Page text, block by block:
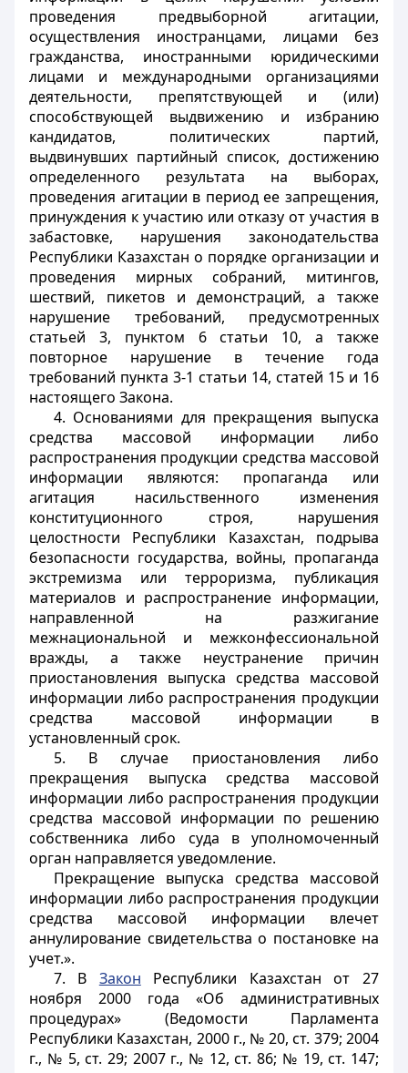
проведения предвыборной агитации,
осуществления иностранцами, лицами без
гражданства, иностранными юридическими
лицами и международными организациями
деятельности, препятствующей и (или)
способствующей выдвижению и избранию
кандидатов, политических партий,
выдвинувших партийный список, достижению
определенного результата на выборах,
проведения агитации в период ее запрещения,
принуждения к участию или отказу от участия в
забастовке, нарушения законодательства
Республики Казахстан о порядке организации и
проведения мирных собраний, митингов,
шествий, пикетов и демонстраций, а также
нарушение требований, предусмотренных
статьей 3, пунктом 6 статьи 10, а также
повторное нарушение в течение года
требований пункта 3-1 статьи 14, статей 15 и 16
настоящего Закона.
4. Основаниями для прекращения выпуска
средства массовой информации либо
распространения продукции средства массовой
информации являются: пропаганда или
агитация насильственного изменения
конституционного строя, нарушения
целостности Республики Казахстан, подрыва
безопасности государства, войны, пропаганда
экстремизма или терроризма, публикация
материалов и распространение информации,
направленной на разжигание
межнациональной и межконфессиональной
вражды, а также неустранение причин
приостановления выпуска средства массовой
информации либо распространения продукции
средства массовой информации в
установленный срок.
5. В случае приостановления либо
прекращения выпуска средства массовой
информации либо распространения продукции
средства массовой информации по решению
собственника либо суда в уполномоченный
орган направляется уведомление.
Прекращение выпуска средства массовой
информации либо распространения продукции
средства массовой информации влечет
аннулирование свидетельства о постановке на
учет.».
7. В Закон Республики Казахстан от 27
ноября 2000 года «Об административных
процедурах» (Ведомости Парламента
Республики Казахстан, 2000 г., № 20, ст. 379; 2004
г., № 5, ст. 29; 2007 г., № 12, ст. 86; № 19, ст. 147;